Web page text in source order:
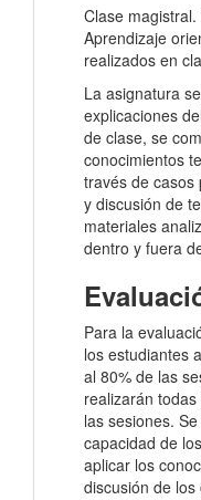
Clase
Aprendizaje
realizados en
La asignatura
explicaciones
de clase, se
conocimientos
través de casos
y discusión de
materiales
dentro y fuera
Para la
los estudiantes
al 80% de las
realizarán
las sesiones.
capacidad de
aplicar los
discusión de